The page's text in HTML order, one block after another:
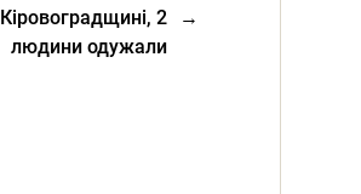
→
2
людини одужали